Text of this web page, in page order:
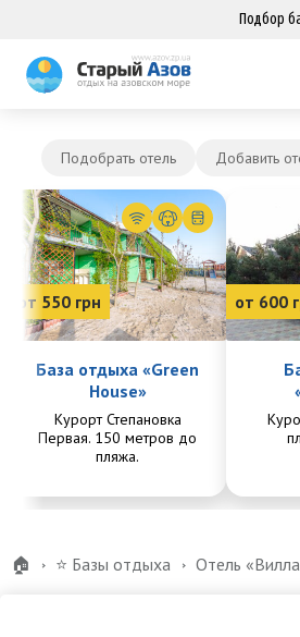
Подбор
Подобрать отель Добавить
от 550 грн
База отдыха «Green
House»
Курорт Степановка
Первая. 150 метров до
пляжа.
от 600
🏠 ⭐️ Базы отдыха Отель